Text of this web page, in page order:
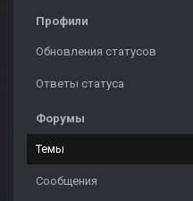
Профили
Обновления статусов
Ответы статуса
Форумы
Темы
Сообщения